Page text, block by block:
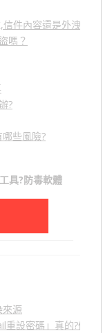
件內容還是外洩？」,
嗎？
?
些風險?
具?防毒軟體
源
重設密碼」真的?假的?5